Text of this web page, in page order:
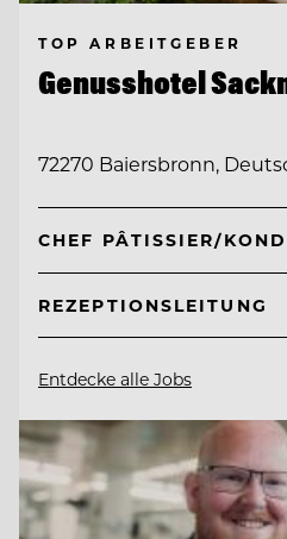
TOP ARBEITGEBER
Genusshotel
72270 Baiersbronn,
CHEF PÂTISSIER/
REZEPTIONSLEITUNG
Entdecke alle Jobs